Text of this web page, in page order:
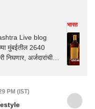
Live blog
मुंबईतील 2640
निघणार, अर्जदारांची
भारत
PM (IST)